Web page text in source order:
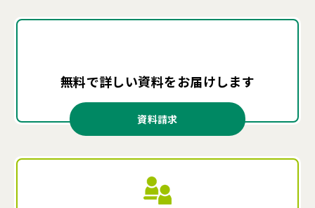
無料で詳しい資料をお届けします
資料請求